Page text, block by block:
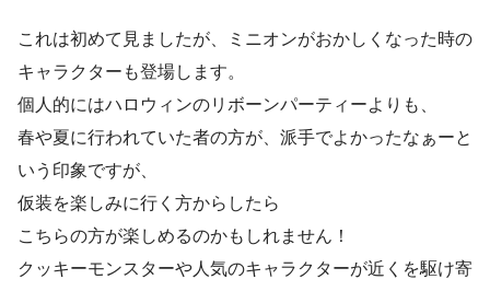
これは初めて見ましたが、ミニオンがおかしくなった時の
キャラクターも登場します。
個人的にはハロウィンのリボーンパーティーよりも、
春や夏に行われていた者の方が、派手でよかったなぁーと
いう印象ですが、
仮装を楽しみに行く方からしたら
こちらの方が楽しめるのかもしれません！
クッキーモンスターや人気のキャラクターが近くを駆け寄